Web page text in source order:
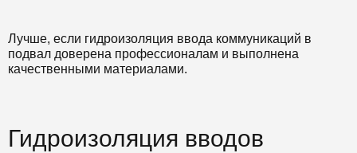
Лучше, если гидроизоляция ввода коммуникаций в
подвал доверена профессионалам и выполнена
качественными материалами.
Гидроизоляция вводов